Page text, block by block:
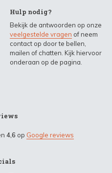
Hulp nodig?
Bekijk de antwoorden op onze
veelgestelde vragen of neem
contact op door te bellen,
mailen of chatten. Kijk hiervoor
onderaan op de pagina.
4,6 op Google reviews